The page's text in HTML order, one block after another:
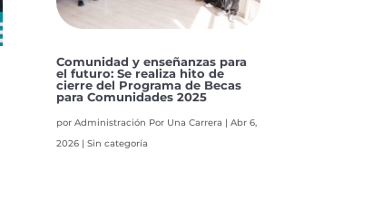
Comunidad y enseñanzas para
el futuro: Se realiza hito de
cierre del Programa de Becas
para Comunidades 2025
porAdministración Por Una Carrera |Abr 6,
2026 |Sin categoría